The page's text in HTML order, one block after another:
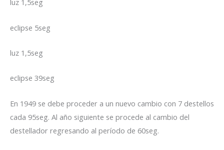
luz 1,5seg
eclipse 5seg
luz 1,5seg
eclipse 39seg
En 1949 se debe proceder a un nuevo cambio con 7 destellos
cada 95seg. Al año siguiente se procede al cambio del
destellador regresando al período de 60seg.